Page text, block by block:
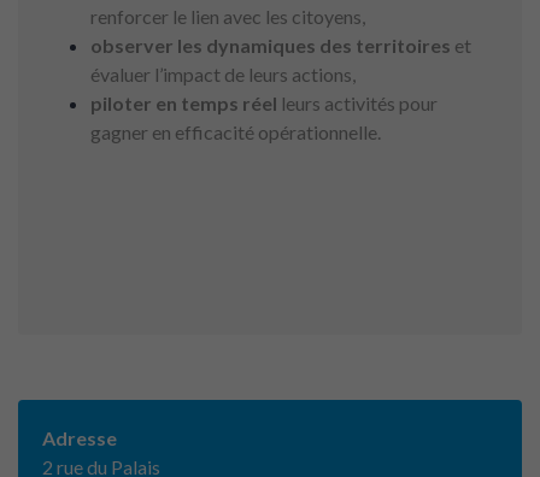
renforcer le lien avec les citoyens,
observer les dynamiques des territoires et
évaluer l’impact de leurs actions,
piloter en temps réel leurs activités pour
gagner en efficacité opérationnelle.
Adresse
2 rue du Palais